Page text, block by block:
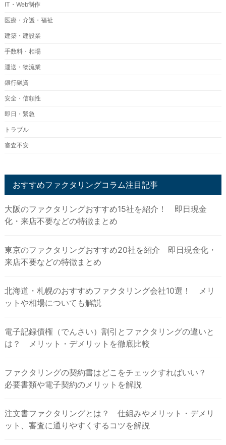
IT・Web制作
医療・介護・福祉
建築・建設業
手数料・相場
運送・物流業
銀行融資
安全・信頼性
即日・緊急
トラブル
審査不安
おすすめファクタリングコラム注目記事
大阪のファクタリングおすすめ15社を紹介！ 即日現金
化・来店不要などの特徴まとめ
東京のファクタリングおすすめ20社を紹介 即日現金化・
来店不要などの特徴まとめ
北海道・札幌のおすすめファクタリング会社10選！ メリ
ットや相場についても解説
電子記録債権（でんさい）割引とファクタリングの違いと
は？ メリット・デメリットを徹底比較
ファクタリングの契約書はどこをチェックすればいい？
必要書類や電子契約のメリットを解説
注文書ファクタリングとは？ 仕組みやメリット・デメリ
ット、審査に通りやすくするコツを解説